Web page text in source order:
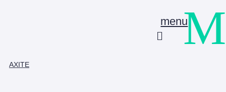
menu
AXITE
M